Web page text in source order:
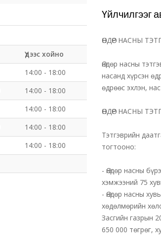
Үдээс хойно
14:00 - 18:00
14:00 - 18:00
14:00 - 18:00
14:00 - 18:00
14:00 - 18:00
Үйлчилгээг
ӨНДӨР НАСНЫ
Өндөр насны
насанд хүрсэн
өдрөөс эхлэн,
ӨНДӨР НАСНЫ
Тэтгэврийн
тогтооно:
- Өндөр насны
хэмжээний 75
- Өндөр насны
хөдөлмөрийн
Засгийн газрын
650 000 төгрөг,